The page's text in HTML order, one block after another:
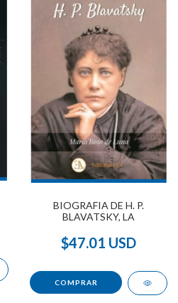
BIOGRAFIA DE H. P.
BLAVATSKY, LA
$47.01 USD